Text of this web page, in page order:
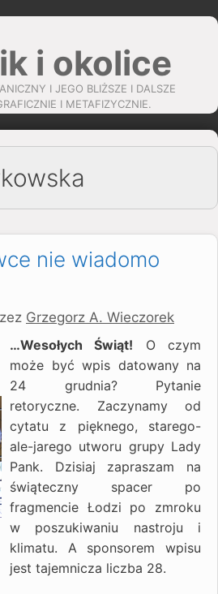
i okolice
I JEGO BLIŻSZE I DALSZE
I METAFIZYCZNIE.
nie wiadomo
Grzegorz A. Wieczorek
…Wesołych Świąt! O czym
może być wpis datowany na
24 grudnia? Pytanie
retoryczne. Zaczynamy od
cytatu z pięknego, starego-
ale-jarego utworu grupy Lady
Pank. Dzisiaj zapraszam na
świąteczny spacer po
fragmencie Łodzi po zmroku
w poszukiwaniu nastroju i
klimatu. A sponsorem wpisu
jest tajemnicza liczba 28.